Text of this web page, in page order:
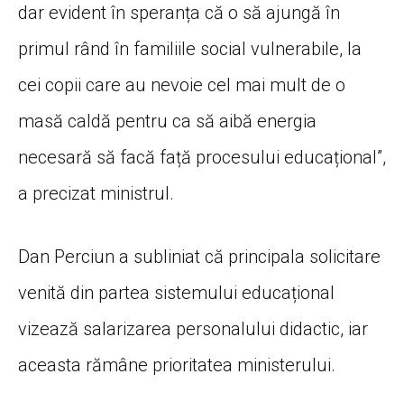
dar evident în speranța că o să ajungă în
primul rând în familiile social vulnerabile, la
cei copii care au nevoie cel mai mult de o
masă caldă pentru ca să aibă energia
necesară să facă față procesului educațional”,
a precizat ministrul.
Dan Perciun a subliniat că principala solicitare
venită din partea sistemului educațional
vizează salarizarea personalului didactic, iar
aceasta rămâne prioritatea ministerului.